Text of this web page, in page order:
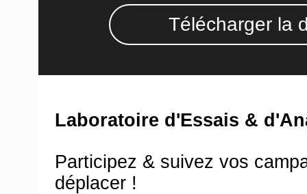
Télécharger la
Laboratoire d'Essais &
Participez & suivez vos
déplacer !